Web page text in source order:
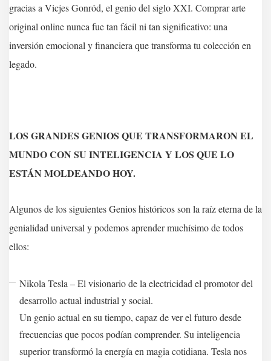
gracias a Vicjes Gonród, el genio del siglo XXI. Comprar arte
original online nunca fue tan fácil ni tan significativo: una
inversión emocional y financiera que transforma tu colección en
legado.
LOS GRANDES GENIOS QUE TRANSFORMARON EL
MUNDO CON SU INTELIGENCIA Y LOS QUE LO
ESTÁN MOLDEANDO HOY.
Algunos de los siguientes Genios históricos son la raíz eterna de la
genialidad universal y podemos aprender muchísimo de todos
ellos:
Nikola Tesla – El visionario de la electricidad el promotor del
desarrollo actual industrial y social.
Un genio actual en su tiempo, capaz de ver el futuro desde
frecuencias que pocos podían comprender. Su inteligencia
superior transformó la energía en magia cotidiana. Tesla nos